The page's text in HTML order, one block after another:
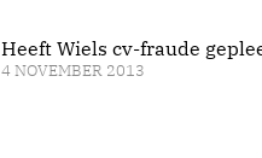
Heeft Wiels cv-fraude
4 NOVEMBER 2013